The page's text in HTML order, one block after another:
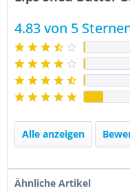
4.83 von 5
Alle anzeigen
Ähnliche Artikel